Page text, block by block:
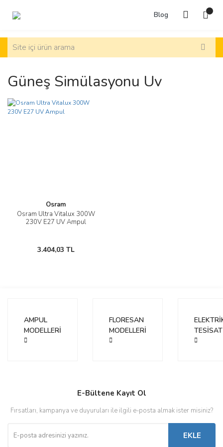
Blog
Güneş Simülasyonu Uv
Osram
Osram Ultra Vitalux 300W
230V E27 UV Ampul
3.404,03 TL
AMPUL
MODELLERİ
FLORESAN
MODELLERİ
TESİSAT
E-Bültene Kayıt Ol
Fırsatları, kampanya ve duyuruları ile ilgili e-posta almak ister misiniz?
EKLE